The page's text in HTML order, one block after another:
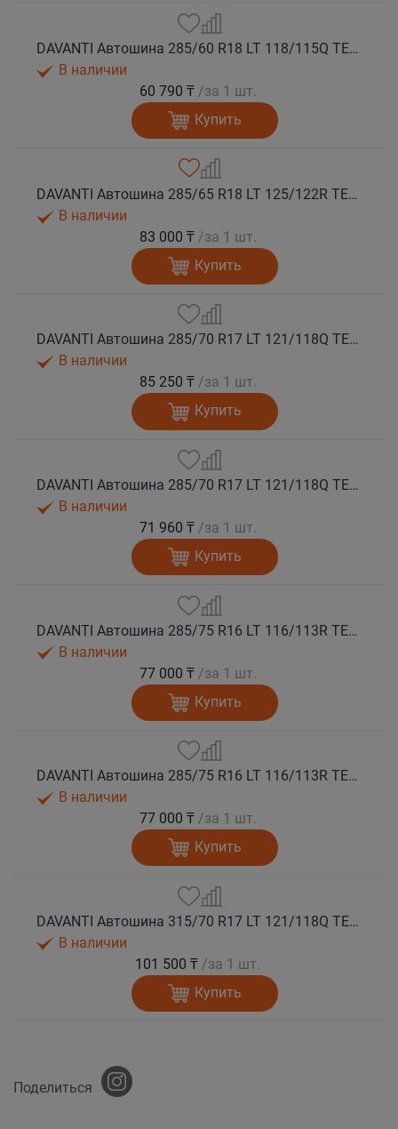
DAVANTI Автошина 285/60 R18 LT 118/115Q TERRATOURA A/T RWL 8PR RPR M+S
В наличии
60 790 ₸ /за 1 шт.
Купить
DAVANTI Автошина 285/65 R18 LT 125/122R TERRATOURA A/T RBL 10PR M+S
В наличии
83 000 ₸ /за 1 шт.
Купить
DAVANTI Автошина 285/70 R17 LT 121/118Q TERRATOURA A/T RBL 8PR RPR M+S
В наличии
85 250 ₸ /за 1 шт.
Купить
DAVANTI Автошина 285/70 R17 LT 121/118Q TERRATOURA A/T RWL 8PR RPR M+S
В наличии
71 960 ₸ /за 1 шт.
Купить
DAVANTI Автошина 285/75 R16 LT 116/113R TERRATOURA A/T RBL 6PR RPR M+S
В наличии
77 000 ₸ /за 1 шт.
Купить
DAVANTI Автошина 285/75 R16 LT 116/113R TERRATOURA A/T RWL 6PR RPR M+S
В наличии
77 000 ₸ /за 1 шт.
Купить
DAVANTI Автошина 315/70 R17 LT 121/118Q TERRATOURA A/T RBL 8PR RPR M+S
В наличии
101 500 ₸ /за 1 шт.
Купить
Поделиться